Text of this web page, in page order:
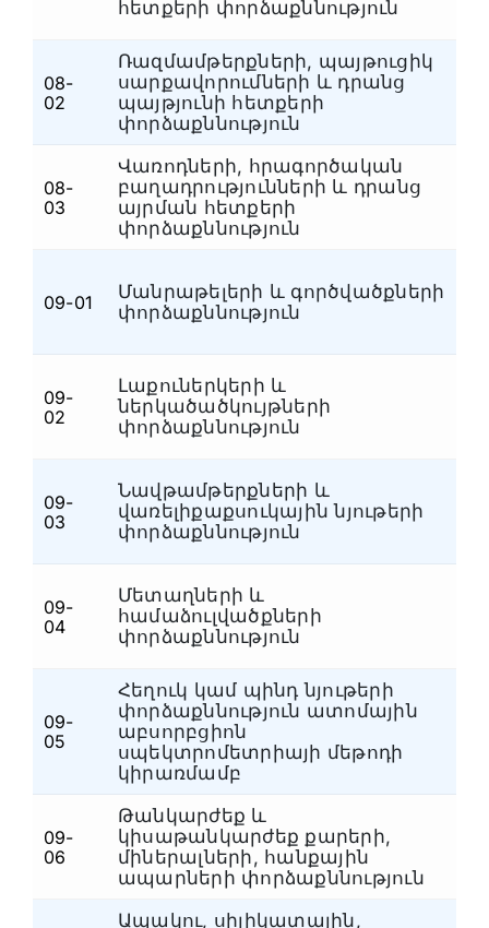
հետքերի փորձաքննություն
08-
02
Ռազմամթերքների, պայթուցիկ
սարքավորումների և դրանց
պայթյունի հետքերի
փորձաքննություն
08-
03
Վառոդների, հրագործական
բաղադրությունների և դրանց
այրման հետքերի
փորձաքննություն
09-01
Մանրաթելերի և գործվածքների
փորձաքննություն
09-
02
Լաքուներկերի և
ներկածածկույթների
փորձաքննություն
09-
03
Նավթամթերքների և
վառելիքաքսուկային նյութերի
փորձաքննություն
09-
04
Մետաղների և
համաձուլվածքների
փորձաքննություն
09-
05
Հեղուկ կամ պինդ նյութերի
փորձաքննություն ատոմային
աբսորբցիոն
սպեկտրոմետրիայի մեթոդի
կիրառմամբ
09-
06
Թանկարժեք և
կիսաթանկարժեք քարերի,
միներալների, հանքային
ապարների փորձաքննություն
Ապակու, սիլիկատային,